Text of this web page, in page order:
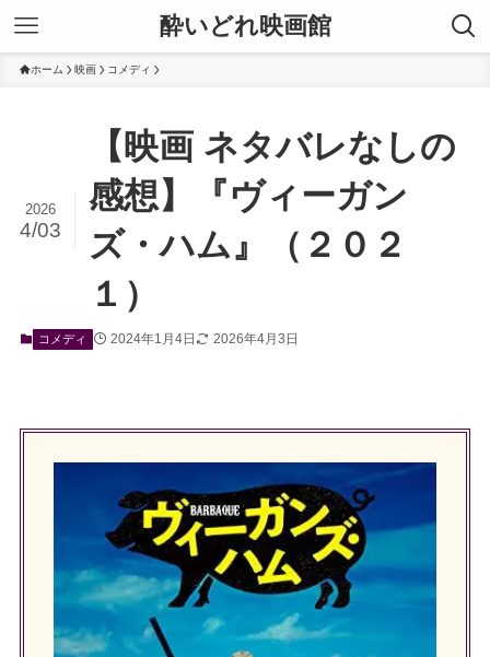
酔いどれ映画館
ホーム 映画 コメディ
【映画 ネタバレなしの
感想】『ヴィーガン
ズ・ハム』（２０２
１）
2026
4/03
コメディ 2024年1月4日 2026年4月3日